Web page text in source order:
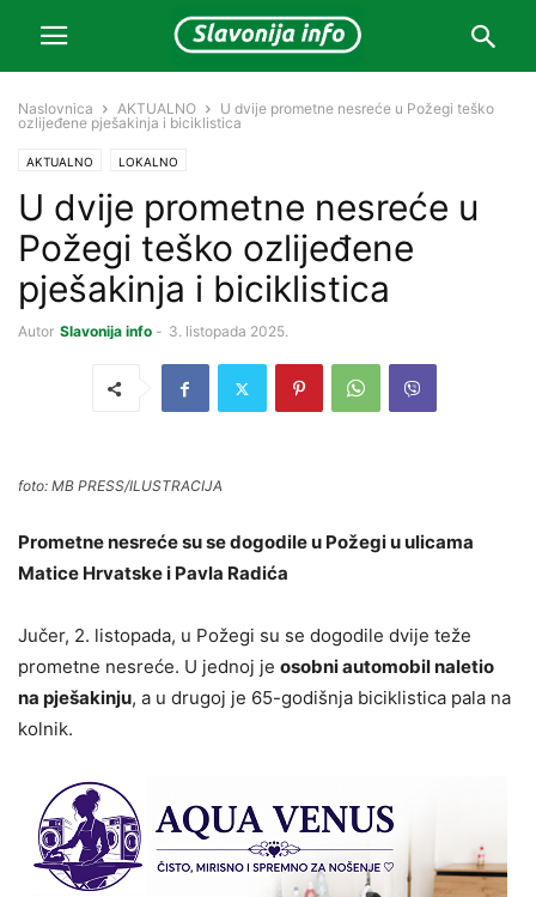
Naslovnica AKTUALNO
U dvije prometne nesreće u Požegi teško
ozlijeđene pješakinja i biciklistica
AKTUALNO LOKALNO
U dvije prometne nesreće u
Požegi teško ozlijeđene
pješakinja i biciklistica
Autor Slavonija info - 3. listopada 2025.
foto: MB PRESS/ILUSTRACIJA
Prometne nesreće su se dogodile u Požegi u ulicama
Matice Hrvatske i Pavla Radića
Jučer, 2. listopada, u Požegi su se dogodile dvije teže
prometne nesreće. U jednoj je osobni automobil naletio
na pješakinju, a u drugoj je 65-godišnja biciklistica pala na
kolnik.